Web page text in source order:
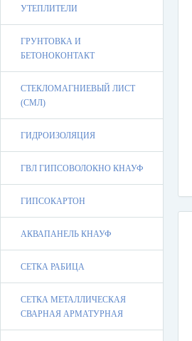
УТЕПЛИТЕЛИ
ГРУНТОВКА И
БЕТОНОКОНТАКТ
СТЕКЛОМАГНИЕВЫЙ ЛИСТ
(СМЛ)
ГИДРОИЗОЛЯЦИЯ
ГВЛ ГИПСОВОЛОКНО КНАУФ
ГИПСОКАРТОН
АКВАПАНЕЛЬ КНАУФ
СЕТКА РАБИЦА
СЕТКА МЕТАЛЛИЧЕСКАЯ
СВАРНАЯ АРМАТУРНАЯ